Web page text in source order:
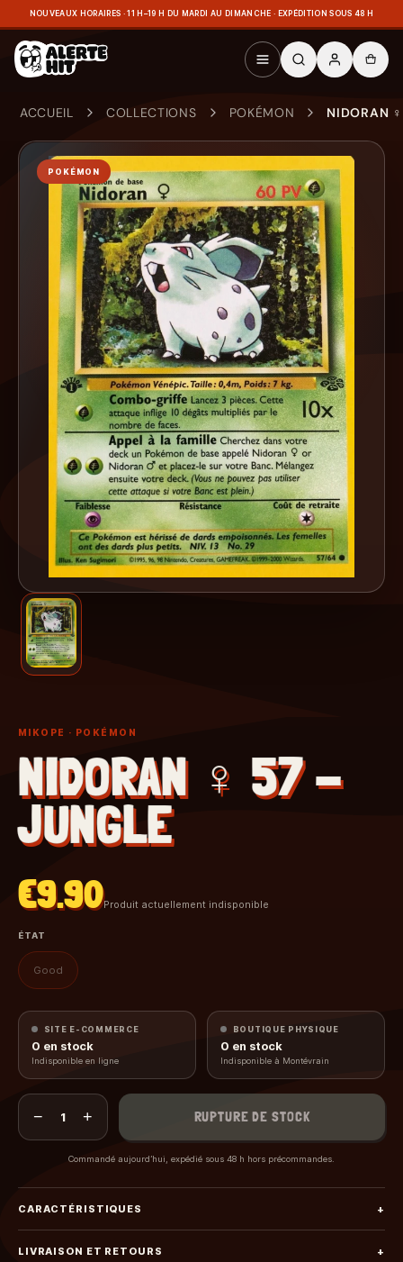
NOUVEAUX HORAIRES · 11 H–19 H DU MARDI AU DIMANCHE · EXPÉDITION SOUS 48 H
ACCUEIL COLLECTIONS POKÉMON NIDORAN
POKÉMON
MIKOPE · POKÉMON
NIDORAN ♀ 57 -
JUNGLE
€9.90Produit actuellement indisponible
ÉTAT
Good
SITE E-COMMERCE
0 en stock
Indisponible en ligne
BOUTIQUE PHYSIQUE
0 en stock
Indisponible à Montévrain
− 1 + RUPTURE DE STOCK
Commandé aujourd’hui, expédié sous 48 h hors précommandes.
CARACTÉRISTIQUES +
LIVRAISON ET RETOURS +